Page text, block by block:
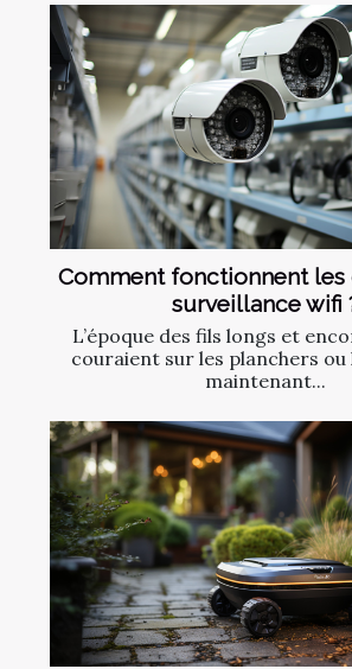
Comment fonctionnent les
surveillance wifi
L’époque des fils longs et
couraient sur les planchers ou
maintenant...